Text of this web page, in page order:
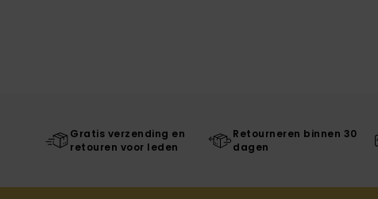
Gratis verzending en
retouren voor leden
Retourneren binnen 30
dagen